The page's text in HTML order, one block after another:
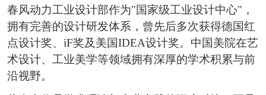
春风动力工业设计部作为"国家级工业设计中心"，
拥有完善的设计研发体系，曾先后多次获得德国红
点设计奖、iF奖及美国IDEA设计奖。中国美院在艺
术设计、工业美学等领域拥有深厚的学术积累与前
沿视野。